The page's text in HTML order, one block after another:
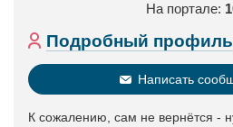
На портале:
Подробный профиль
Написать
К сожалению, сам не вернётся -